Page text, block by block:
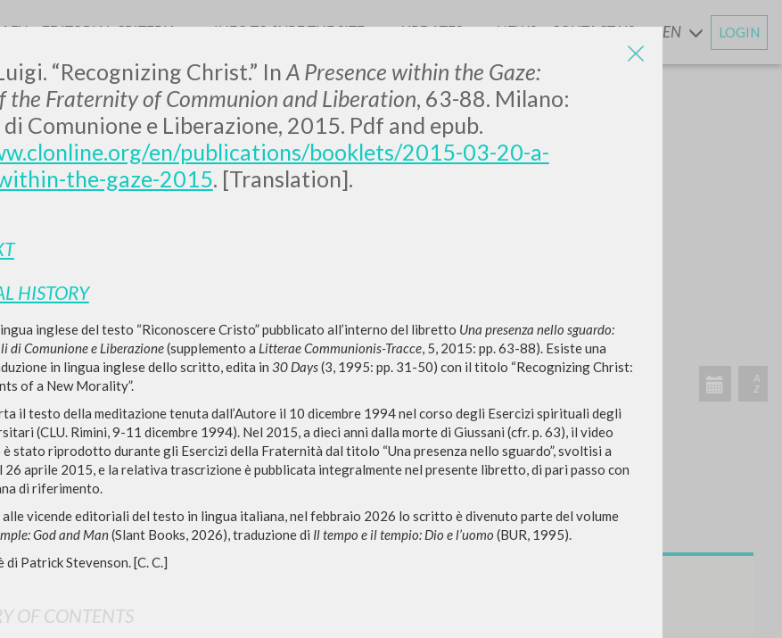
“Recognizing Christ.” In A Presence within the Gaze:
the Fraternity of Communion and Liberation, 63-88. Milano:
Comunione e Liberazione, 2015. Pdf and epub.
en/publications/booklets/2015-03-20-a-
the-gaze-2015. [Translation].
HISTORY
inglese del testo “Riconoscere Cristo” pubblicato all’interno del libretto Una presenza nello sguardo:
di Comunione e Liberazione(supplemento a Litterae Communionis-Tracce, 5, 2015: pp. 63-88). Esiste una
in lingua inglese dello scritto, edita in 30 Days(3, 1995: pp. 31-50) con il titolo “Recognizing Christ:
of a New Morality”.
il testo della meditazione tenuta dall’Autore il 10 dicembre 1994 nel corso degli Esercizi spirituali degli
(CLU. Rimini, 9-11 dicembre 1994). Nel 2015, a dieci anni dalla morte di Giussani (cfr. p. 63), il video
stato riprodotto durante gli Esercizi della Fraternità dal titolo “Una presenza nello sguardo”, svoltisi a
26 aprile 2015, e la relativa trascrizione è pubblicata integralmente nel presente libretto, di pari passo con
di riferimento.
vicende editoriali del testo in lingua italiana, nel febbraio 2026 lo scritto è divenuto parte del volume
God and Man(Slant Books, 2026), traduzione di Il tempo e il tempio: Dio e l’uomo (BUR, 1995).
di Patrick Stevenson. [C. C.]
OF CONTENTS
scritti
EDITORIAL CRITERIA INFO TO SURF THE SITE UPDATESANDNEWS CONTACT US EN LOGIN
Exact phrase SEARCH
0RESULTS FOUND